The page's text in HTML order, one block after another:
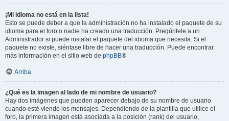
¡Mi idioma no está en la lista!
Esto se puede deber a que la administración no ha instalado el paquete de su
idioma para el foro o nadie ha creado una traducción. Pregúntele a un
Administrador si puede instalar el paquete del idioma que necesita. Si el
paquete no existe, siéntase libre de hacer una traducción. Puede encontrar
más información en el sitio web de phpBB®
Arriba
¿Qué es la imagen al lado de mi nombre de usuario?
Hay dos imágenes que pueden aparecer debajo de su nombre de usuario
cuando esté viendo los mensajes. Dependiendo de la plantilla que utilice el
foro, la primera imagen está asociada a la posición (rank) del usuario,